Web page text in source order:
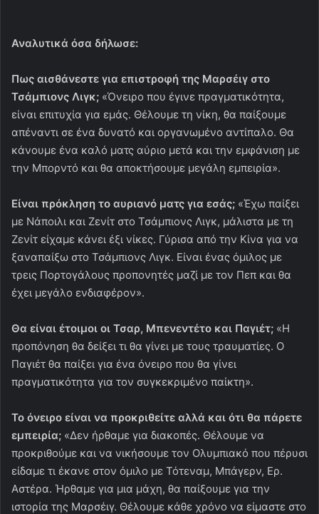
Αναλυτικά όσα δήλωσε:
Πως αισθάνεστε για επιστροφή της Μαρσέιγ στο
Τσάμπιονς Λιγκ; «Όνειρο που έγινε πραγματικότητα,
είναι επιτυχία για εμάς. Θέλουμε τη νίκη, θα παίξουμε
απέναντι σε ένα δυνατό και οργανωμένο αντίπαλο. Θα
κάνουμε ένα καλό ματς αύριο μετά και την εμφάνιση με
την Μπορντό και θα αποκτήσουμε μεγάλη εμπειρία».
Είναι πρόκληση το αυριανό ματς για εσάς; «Έχω παίξει
με Νάποιλι και Ζενίτ στο Τσάμπιονς Λιγκ, μάλιστα με τη
Ζενίτ είχαμε κάνει έξι νίκες. Γύρισα από την Κίνα για να
ξαναπαίξω στο Τσάμπιονς Λιγκ. Είναι ένας όμιλος με
τρεις Πορτογάλους προπονητές μαζί με τον Πεπ και θα
έχει μεγάλο ενδιαφέρον».
Θα είναι έτοιμοι οι Τσαρ, Μπενεντέτο και Παγιέτ; «Η
προπόνηση θα δείξει τι θα γίνει με τους τραυματίες. Ο
Παγιέτ θα παίξει για ένα όνειρο που θα γίνει
πραγματικότητα για τον συγκεκριμένο παίκτη».
Το όνειρο είναι να προκριθείτε αλλά και ότι θα πάρετε
εμπειρία; «Δεν ήρθαμε για διακοπές. Θέλουμε να
προκριθούμε και να νικήσουμε τον Ολυμπιακό που πέρυσι
είδαμε τι έκανε στον όμιλο με Τότεναμ, Μπάγερν, Ερ.
Αστέρα. Ήρθαμε για μια μάχη, θα παίξουμε για την
ιστορία της Μαρσέιγ. Θέλουμε κάθε χρόνο να είμαστε στο